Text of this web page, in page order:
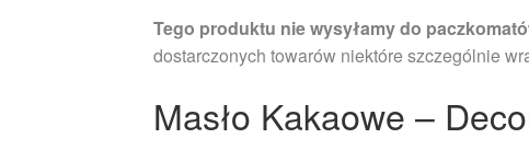
Tego produktu nie wysyłamy do
dostarczonych towarów niektóre szczególnie
Masło Kakaowe –